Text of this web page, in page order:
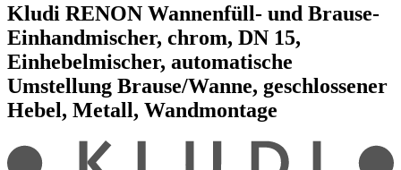
Kludi RENON Wannenfüll- und Brause-
Einhandmischer, chrom, DN 15,
Einhebelmischer, automatische
Umstellung Brause/Wanne, geschlossener
Hebel, Metall, Wandmontage